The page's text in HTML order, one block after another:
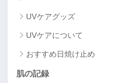
UVケアグッズ
UVケアについて
おすすめ日焼け止め
肌の記録